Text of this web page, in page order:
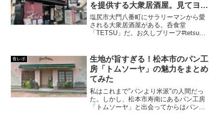
を提供する大衆居酒屋。見てヨシ
食べてヨシの料理が充実した人気
店です。
塩尻市大門八番町にサラリーマンから愛
される大衆居酒屋がある。呑食堂
「TETSU」だ。お久しブリーフ#tetsu
ター (@shogyo...
食レポ
生地が旨すぎる！松本市のパン工
房「トムソーヤ」の魅力をまとめ
てみた
私はこれまで"パンより米派"の人間だっ
た。しかし、松本市寿南にあるパン工房
「トムソーヤ」と出会ってからはパンを